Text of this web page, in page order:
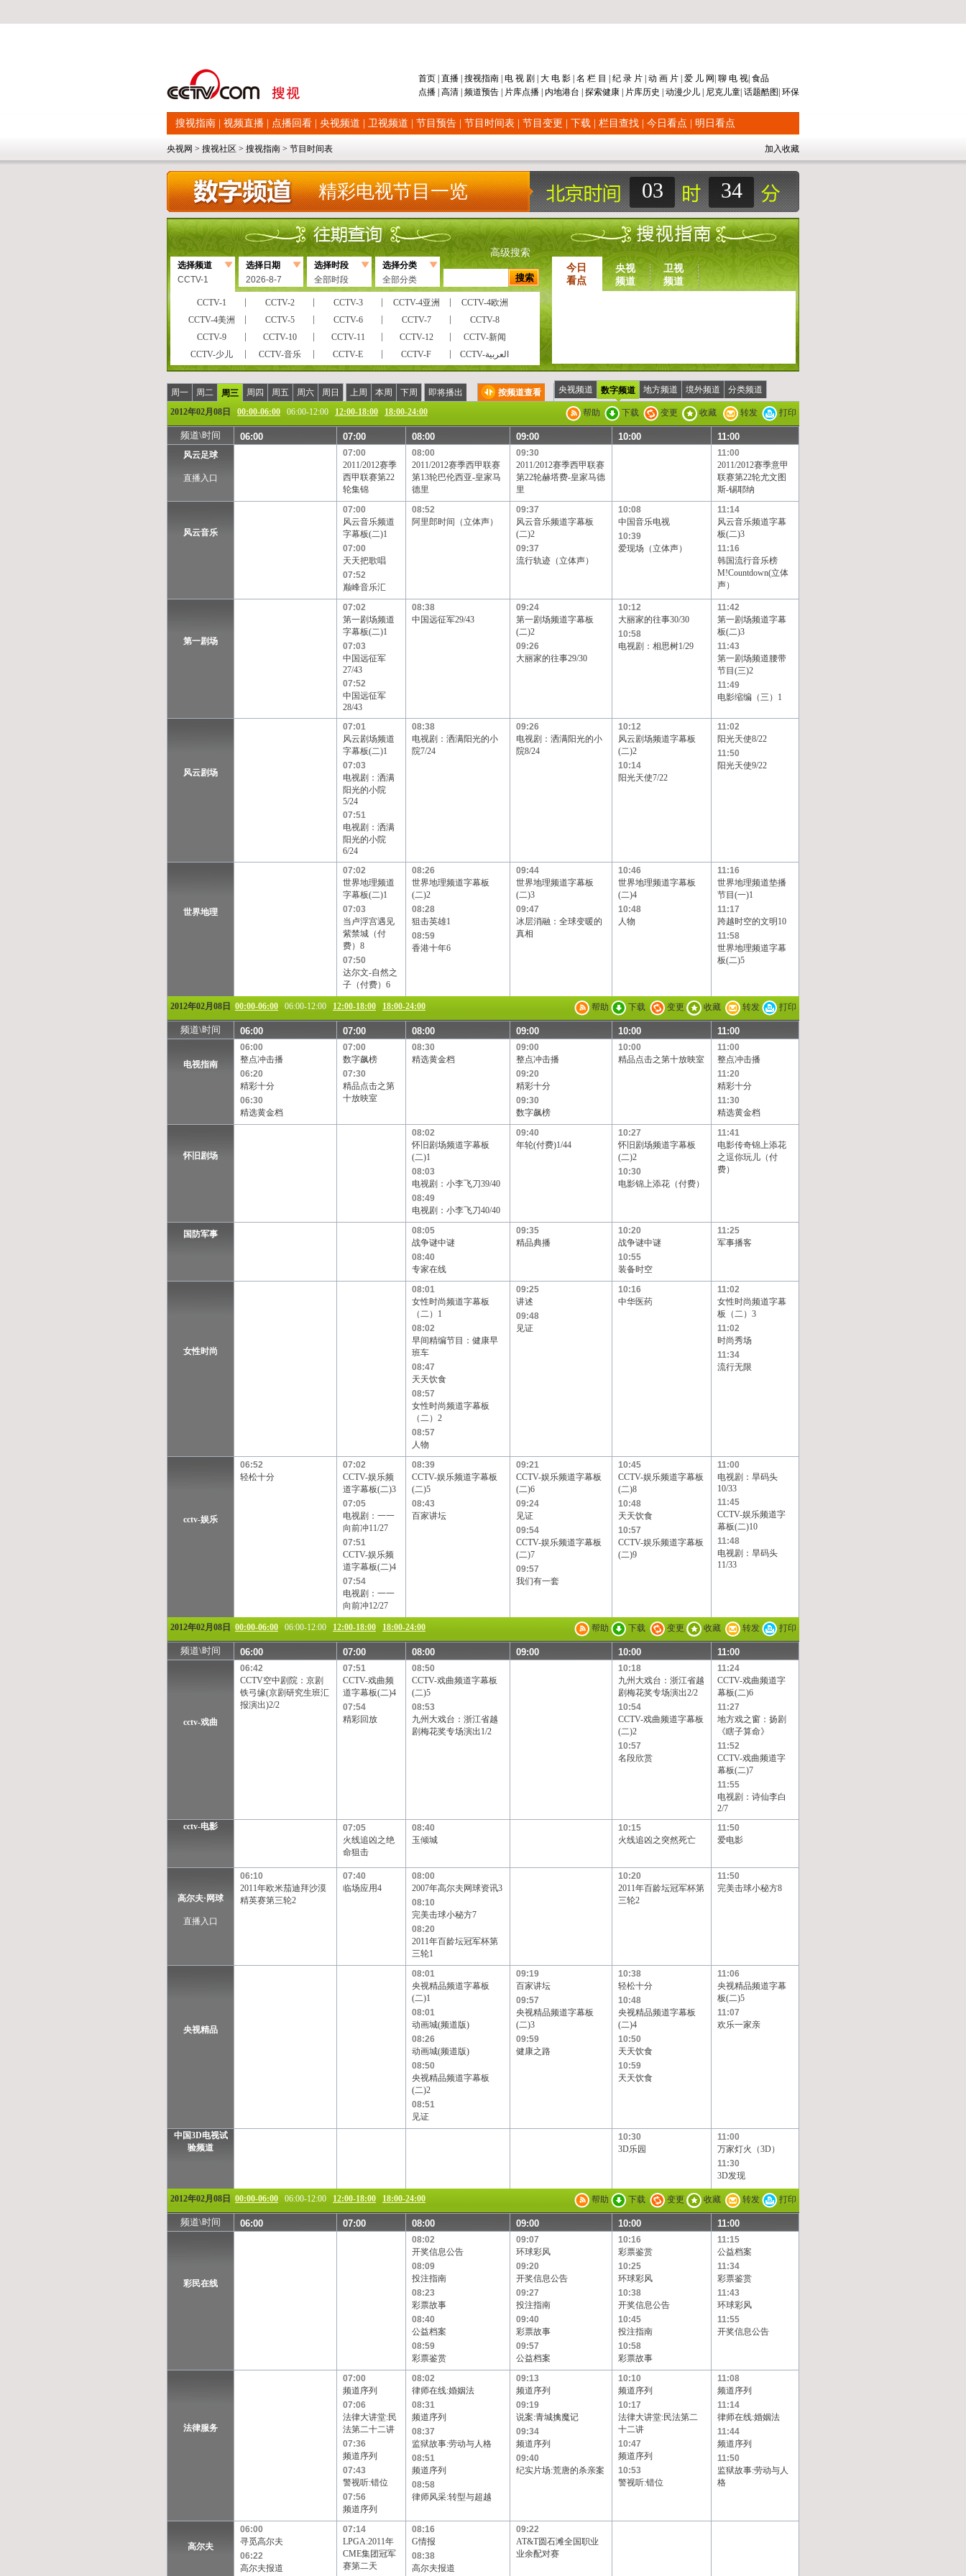
首页 直播 搜视指南 电 视 剧 大 电 影 名 栏 目 纪 录 片 动 画 片 爱 儿 网 聊 电 视 食品
点播 高清 频道预告 片库点播 内地港台 探索健康 片库历史 动漫少儿 尼克儿童 话题酷图 环保
搜视指南 视频直播 点播回看 央视频道 卫视频道 节目预告 节目时间表 节目变更 下载 栏目查找 今日看点 明日看点
央视网 > 搜视社区 > 搜视指南 > 节目时间表 加入收藏
精彩电视节目一览 03 34
高级搜索
选择频道
CCTV-1
选择日期
2026-8-7
选择时段
全部时段
选择分类
全部分类
CCTV-1 CCTV-2 CCTV-3 CCTV-4亚洲
CCTV-4欧洲
CCTV-4美洲
CCTV-5 CCTV-6 CCTV-7
CCTV-8
CCTV-9
CCTV-10 CCTV-11 CCTV-12
CCTV-新闻
CCTV-少儿
CCTV-音乐 CCTV-E CCTV-F
CCTV-العربية
CCTVPусский
CCTV-高清 风云足球 风云音乐
第一剧场
风云剧场
世界地理 电视指南 怀旧剧场
国防军事
女性时尚
CCTV-娱乐 CCTV-戏曲 CCTV-电影
央视文化精品
先锋纪录 现代女性 英语辅导
游戏竞技
孕育指南
早期教育 CCTV证券资讯 中学生频道
彩民在线
高尔夫 CCTV-靓妆
CCTV-气象
CCTV-老年福 留学世界
青年学苑
电视购物 教育一台
BTV影视 北京卫视
河北卫视
黑龙江卫视 湖北卫视
湖南卫视
辽宁卫视
四川卫视
天津一台
宁夏卫视 新疆卫视
凤凰电影台
TVB-星河
Channel[V]
今日
看点
央视
频道
卫视
频道
周一 周二 周三 周四 周五 周六 周日 上周 本周 下周 即将播出 按频道查看 央视频道 数字频道 地方频道 境外频道 分类频道
帮助 下载 变更 收藏 转发 打印
2012年02月08日 00:00-06:00 06:00-12:00 12:00-18:00 18:00-24:00
频道\时间 06:00 07:00 08:00 09:00 10:00 11:00
风云足球
直播入口
07:00
2011/2012赛季
西甲联赛第22
轮集锦
08:00
2011/2012赛季西甲联赛
第13轮巴伦西亚-皇家马
德里
09:30
2011/2012赛季西甲联赛
第22轮赫塔费-皇家马德
里
11:00
2011/2012赛季意甲
联赛第22轮尤文图
斯-锡耶纳
风云音乐
07:00
风云音乐频道
字幕板(二)1
07:00
天天把歌唱
07:52
巅峰音乐汇
08:52
阿里郎时间（立体声）
09:37
风云音乐频道字幕板
(二)2
09:37
流行轨迹（立体声）
10:08
中国音乐电视
10:39
爱现场（立体声）
11:14
风云音乐频道字幕
板(二)3
11:16
韩国流行音乐榜
M!Countdown(立体
声）
第一剧场
07:02
第一剧场频道
字幕板(二)1
07:03
中国远征军
27/43
07:52
中国远征军
28/43
08:38
中国远征军29/43
09:24
第一剧场频道字幕板
(二)2
09:26
大丽家的往事29/30
10:12
大丽家的往事30/30
10:58
电视剧：相思树1/29
11:42
第一剧场频道字幕
板(二)3
11:43
第一剧场频道腰带
节目(三)2
11:49
电影缩编（三）1
风云剧场
07:01
风云剧场频道
字幕板(二)1
07:03
电视剧：洒满
阳光的小院
5/24
07:51
电视剧：洒满
阳光的小院
6/24
08:38
电视剧：洒满阳光的小
院7/24
09:26
电视剧：洒满阳光的小
院8/24
10:12
风云剧场频道字幕板
(二)2
10:14
阳光天使7/22
11:02
阳光天使8/22
11:50
阳光天使9/22
世界地理
07:02
世界地理频道
字幕板(二)1
07:03
当卢浮宫遇见
紫禁城（付
费）8
07:50
达尔文-自然之
子（付费）6
08:26
世界地理频道字幕板
(二)2
08:28
狙击英雄1
08:59
香港十年6
09:44
世界地理频道字幕板
(二)3
09:47
冰层消融：全球变暖的
真相
10:46
世界地理频道字幕板
(二)4
10:48
人物
11:16
世界地理频道垫播
节目(一)1
11:17
跨越时空的文明10
11:58
世界地理频道字幕
板(二)5
帮助 下载 变更 收藏 转发 打印
2012年02月08日 00:00-06:00 06:00-12:00 12:00-18:00 18:00-24:00
频道\时间 06:00 07:00 08:00 09:00 10:00 11:00
电视指南
06:00
整点冲击播
06:20
精彩十分
06:30
精选黄金档
07:00
数字飙榜
07:30
精品点击之第
十放映室
08:30
精选黄金档
09:00
整点冲击播
09:20
精彩十分
09:30
数字飙榜
10:00
精品点击之第十放映室
11:00
整点冲击播
11:20
精彩十分
11:30
精选黄金档
怀旧剧场
08:02
怀旧剧场频道字幕板
(二)1
08:03
电视剧：小李飞刀39/40
08:49
电视剧：小李飞刀40/40
09:40
年轮(付费)1/44
10:27
怀旧剧场频道字幕板
(二)2
10:30
电影锦上添花（付费）
11:41
电影传奇锦上添花
之逗你玩儿（付
费）
国防军事
08:05
战争谜中谜
08:40
专家在线
09:35
精品典播
10:20
战争谜中谜
10:55
装备时空
11:25
军事播客
女性时尚
08:01
女性时尚频道字幕板
（二）1
08:02
早间精编节目：健康早
班车
08:47
天天饮食
08:57
女性时尚频道字幕板
（二）2
08:57
人物
09:25
讲述
09:48
见证
10:16
中华医药
11:02
女性时尚频道字幕
板（二）3
11:02
时尚秀场
11:34
流行无限
cctv-娱乐
06:52
轻松十分
07:02
CCTV-娱乐频
道字幕板(二)3
07:05
电视剧：一一
向前冲11/27
07:51
CCTV-娱乐频
道字幕板(二)4
07:54
电视剧：一一
向前冲12/27
08:39
CCTV-娱乐频道字幕板
(二)5
08:43
百家讲坛
09:21
CCTV-娱乐频道字幕板
(二)6
09:24
见证
09:54
CCTV-娱乐频道字幕板
(二)7
09:57
我们有一套
10:45
CCTV-娱乐频道字幕板
(二)8
10:48
天天饮食
10:57
CCTV-娱乐频道字幕板
(二)9
11:00
电视剧：旱码头
10/33
11:45
CCTV-娱乐频道字
幕板(二)10
11:48
电视剧：旱码头
11/33
帮助 下载 变更 收藏 转发 打印
2012年02月08日 00:00-06:00 06:00-12:00 12:00-18:00 18:00-24:00
频道\时间 06:00 07:00 08:00 09:00 10:00 11:00
cctv-戏曲
06:42
CCTV空中剧院：京剧
铁弓缘(京剧研究生班汇
报演出)2/2
07:51
CCTV-戏曲频
道字幕板(二)4
07:54
精彩回放
08:50
CCTV-戏曲频道字幕板
(二)5
08:53
九州大戏台：浙江省越
剧梅花奖专场演出1/2
10:18
九州大戏台：浙江省越
剧梅花奖专场演出2/2
10:54
CCTV-戏曲频道字幕板
(二)2
10:57
名段欣赏
11:24
CCTV-戏曲频道字
幕板(二)6
11:27
地方戏之窗：扬剧
《瞎子算命》
11:52
CCTV-戏曲频道字
幕板(二)7
11:55
电视剧：诗仙李白
2/7
cctv-电影
07:05
火线追凶之绝
命狙击
08:40
玉倾城
10:15
火线追凶之突然死亡
11:50
爱电影
高尔夫·网球
直播入口
06:10
2011年欧米茄迪拜沙漠
精英赛第三轮2
07:40
临场应用4
08:00
2007年高尔夫网球资讯3
08:10
完美击球小秘方7
08:20
2011年百龄坛冠军杯第
三轮1
10:20
2011年百龄坛冠军杯第
三轮2
11:50
完美击球小秘方8
央视精品
08:01
央视精品频道字幕板
(二)1
08:01
动画城(频道版)
08:26
动画城(频道版)
08:50
央视精品频道字幕板
(二)2
08:51
见证
09:19
百家讲坛
09:57
央视精品频道字幕板
(二)3
09:59
健康之路
10:38
轻松十分
10:48
央视精品频道字幕板
(二)4
10:50
天天饮食
10:59
天天饮食
11:06
央视精品频道字幕
板(二)5
11:07
欢乐一家亲
中国3D电视试
验频道
10:30
3D乐园
11:00
万家灯火（3D）
11:30
3D发现
帮助 下载 变更 收藏 转发 打印
2012年02月08日 00:00-06:00 06:00-12:00 12:00-18:00 18:00-24:00
频道\时间 06:00 07:00 08:00 09:00 10:00 11:00
彩民在线
08:02
开奖信息公告
08:09
投注指南
08:23
彩票故事
08:40
公益档案
08:59
彩票鉴赏
09:07
环球彩风
09:20
开奖信息公告
09:27
投注指南
09:40
彩票故事
09:57
公益档案
10:16
彩票鉴赏
10:25
环球彩风
10:38
开奖信息公告
10:45
投注指南
10:58
彩票故事
11:15
公益档案
11:34
彩票鉴赏
11:43
环球彩风
11:55
开奖信息公告
法律服务
07:00
频道序列
07:06
法律大讲堂:民
法第二十二讲
07:36
频道序列
07:43
警视听:错位
07:56
频道序列
08:02
律师在线:婚姻法
08:31
频道序列
08:37
监狱故事:劳动与人格
08:51
频道序列
08:58
律师风采:转型与超越
09:13
频道序列
09:19
说案:青城擒魔记
09:34
频道序列
09:40
纪实片场:荒唐的杀亲案
10:10
频道序列
10:17
法律大讲堂:民法第二
十二讲
10:47
频道序列
10:53
警视听:错位
11:08
频道序列
11:14
律师在线:婚姻法
11:44
频道序列
11:50
监狱故事:劳动与人
格
高尔夫
06:00
寻觅高尔夫
06:22
高尔夫报道
07:14
LPGA:2011年
CME集团冠军
赛第二天
08:16
G情报
08:38
高尔夫报道
09:22
AT&T圆石滩全国职业
业余配对赛